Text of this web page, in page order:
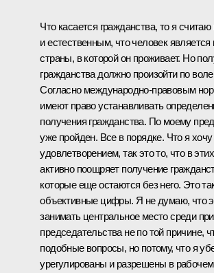
Что касается гражданства, то я
и естественным, что человек
страны, в которой он проживает. Но
гражданства должно произойти по
Согласно международно-правовым
имеют право устанавливать
получения гражданства. По моему
уже пройден. Все в порядке. Что я
удовлетворением, так это то, что в
активно поощряет получение
которые еще остаются без него. Это
объективные цифры. Я не думаю, что
занимать центральное место среди
председательства не по той причине,
подобные вопросы, но потому, что я
урегулированы и разрешены в